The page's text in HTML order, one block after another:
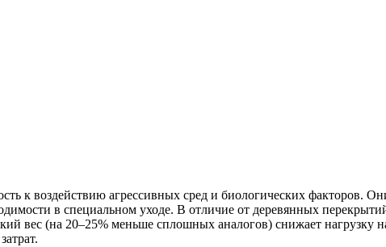
к воздействию агрессивных сред и биологических факторов.
в специальном уходе. В отличие от деревянных
вес (на 20–25% меньше сплошных аналогов) снижает нагрузку